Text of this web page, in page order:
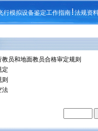
行模拟设备鉴定工作指南 法规资
员和地面教员合格审定规则
定
法